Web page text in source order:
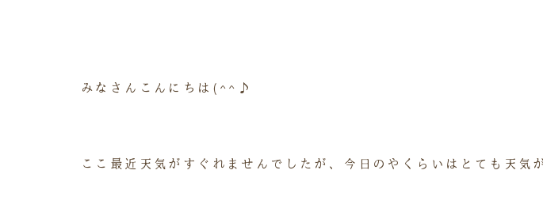
みなさんこんにちは(^^♪
ここ最近天気がすぐれませんでしたが、今日のやくらいはとても天